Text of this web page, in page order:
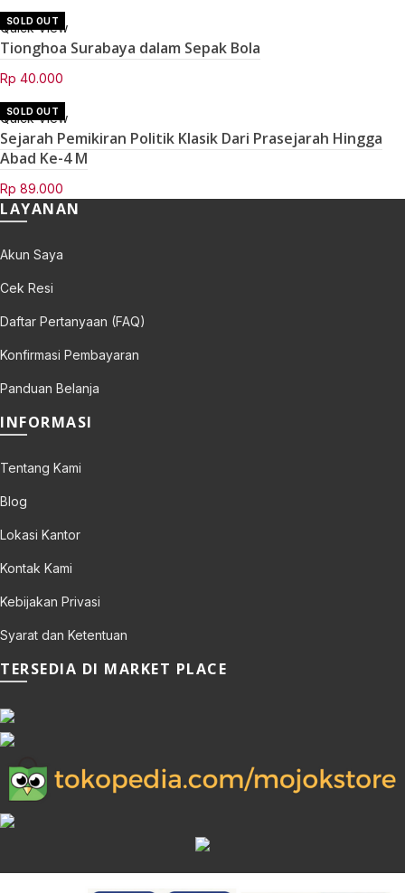
SOLD OUT
Quick View
Tionghoa Surabaya dalam Sepak Bola
Rp 40.000
SOLD OUT
Quick View
Sejarah Pemikiran Politik Klasik Dari Prasejarah Hingga
Abad Ke-4 M
Rp 89.000
LAYANAN
Akun Saya
Cek Resi
Daftar Pertanyaan (FAQ)
Konfirmasi Pembayaran
Panduan Belanja
INFORMASI
Tentang Kami
Blog
Lokasi Kantor
Kontak Kami
Kebijakan Privasi
Syarat dan Ketentuan
TERSEDIA DI MARKET PLACE